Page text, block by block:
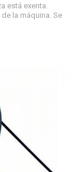
está exenta.
la máquina. Se